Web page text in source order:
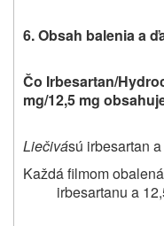
6. Obsah balenia a
Čo Irbesartan/
mg/12,5 mg
Liečivású irbesartan
Každá filmom
irbesartanu a